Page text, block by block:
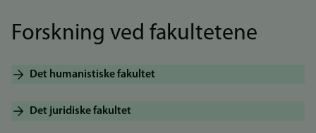
Forskning ved fakultetene
Det humanistiske fakultet
Det juridiske fakultet